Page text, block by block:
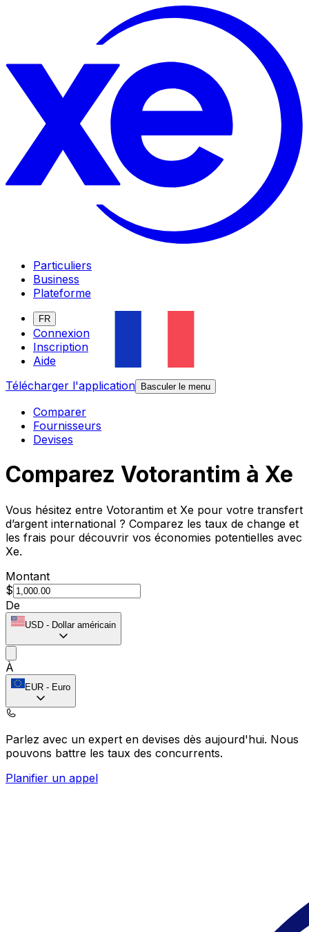
Particuliers
Business
Plateforme
FR
Connexion
Inscription
Aide
Télécharger l'application
Basculer le menu
Comparer
Fournisseurs
Devises
Comparez Votorantim à Xe
Vous hésitez entre Votorantim et Xe pour votre transfert
d’argent international ? Comparez les taux de change et
les frais pour découvrir vos économies potentielles avec
Xe.
Montant
$
De
USD - Dollar américain
À
EUR - Euro
Parlez avec un expert en devises dès aujourd'hui. Nous
pouvons battre les taux des concurrents.
Planifier un appel